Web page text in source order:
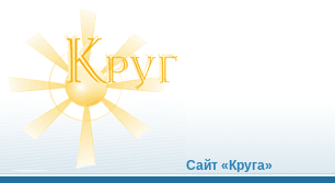
Сайт «Круга»